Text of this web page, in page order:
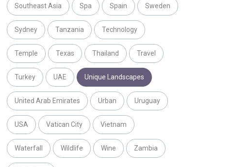
Southeast Asia Spa Spain Sweden
Sydney Tanzania Technology
Temple Texas Thailand Travel
Turkey UAE Unique Landscapes
United Arab Emirates Urban Uruguay
USA Vatican City Vietnam
Waterfall Wildlife Wine Zambia